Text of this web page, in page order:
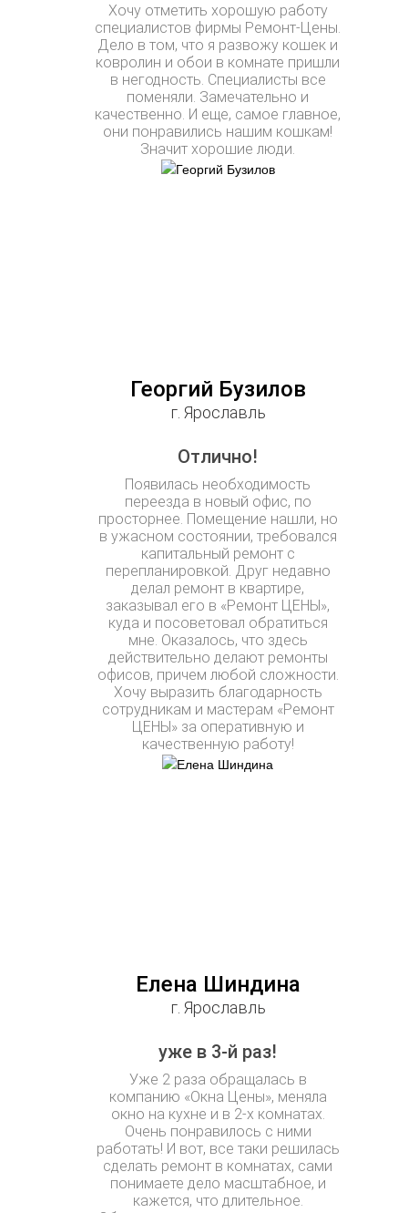
Хочу отметить хорошую работу
специалистов фирмы Ремонт-Цены.
Дело в том, что я развожу кошек и
ковролин и обои в комнате пришли
в негодность. Специалисты все
поменяли. Замечательно и
качественно. И еще, самое главное,
они понравились нашим кошкам!
Значит хорошие люди.
Георгий Бузилов
г. Ярославль
Отлично!
Появилась необходимость
переезда в новый офис, по
просторнее. Помещение нашли, но
в ужасном состоянии, требовался
капитальный ремонт с
перепланировкой. Друг недавно
делал ремонт в квартире,
заказывал его в «Ремонт ЦЕНЫ»,
куда и посоветовал обратиться
мне. Оказалось, что здесь
действительно делают ремонты
офисов, причем любой сложности.
Хочу выразить благодарность
сотрудникам и мастерам «Ремонт
ЦЕНЫ» за оперативную и
качественную работу!
Елена Шиндина
г. Ярославль
уже в 3-й раз!
Уже 2 раза обращалась в
компанию «Окна Цены», меняла
окно на кухне и в 2-х комнатах.
Очень понравилось с ними
работать! И вот, все таки решилась
сделать ремонт в комнатах, сами
понимаете дело масштабное, и
кажется, что длительное.